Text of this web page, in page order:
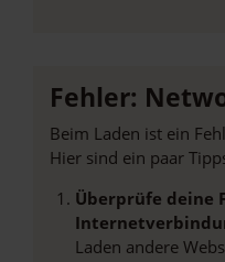
Fehler:
Beim Laden ist ein
Hier sind ein paar
Überprüfe deine
Laden andere